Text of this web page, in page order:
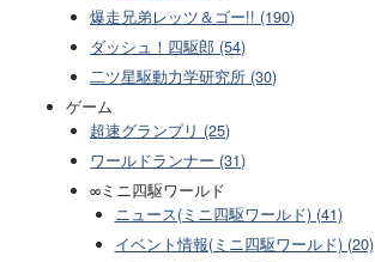
爆走兄弟レッツ＆ゴー!! (190)
ダッシュ！四駆郎 (54)
二ツ星駆動力学研究所 (30)
ゲーム
超速グランプリ (25)
ワールドランナー (31)
∞ミニ四駆ワールド
ニュース(ミニ四駆ワールド) (41)
イベント情報(ミニ四駆ワールド) (20)